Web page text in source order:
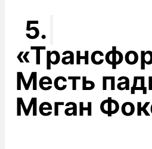
5.
Месть
Меган